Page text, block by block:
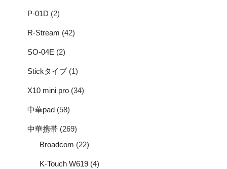
P-01D (2)
R-Stream (42)
SO-04E (2)
Stickタイプ(1)
X10 mini pro (34)
中華pad (58)
中華携帯 (269)
Broadcom (22)
K-Touch W619 (4)